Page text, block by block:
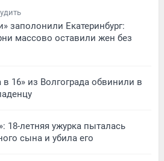
заполонили Екатеринбург:
массово оставили жен без
16» из Волгограда обвинили в
18-летняя ужурка пыталась
сына и убила его